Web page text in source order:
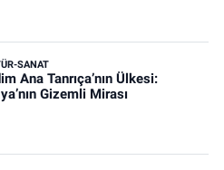
SANAT
Ana Tanrıça’nın Ülkesi:
Gizemli Mirası